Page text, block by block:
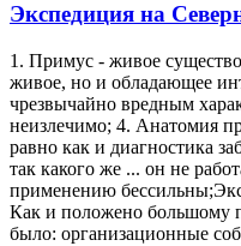
Экспедиция на
1. Примус - живое
живое, но и обладающее
чрезвычайно вредным
неизлечимо; 4. Анатомия
равно как и диагностика
так какого же ... он не
применению
Как и положено большому
было: организационные